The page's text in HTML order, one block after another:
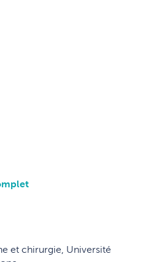
et chirurgie, Université